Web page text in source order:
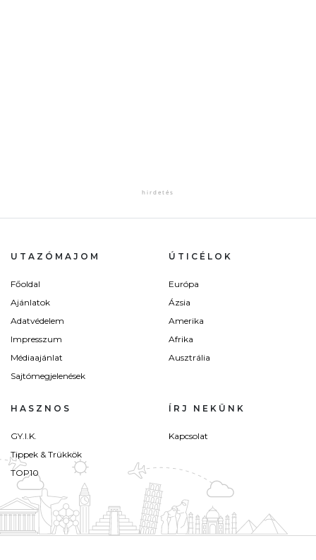
UTAZÓMAJOM
Főoldal
Ajánlatok
Adatvédelem
Impresszum
Médiaajánlat
Sajtómegjelenések
ÚTICÉLOK
Európa
Ázsia
Amerika
Afrika
Ausztrália
HASZNOS
GY.I.K.
Tippek & Trükkök
TOP10
ÍRJ NEKÜNK
Kapcsolat